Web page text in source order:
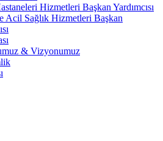
Hizmetleri Başkan Yardımcısı
Acil Sağlık Hizmetleri Başkan
& Vizyonumuz